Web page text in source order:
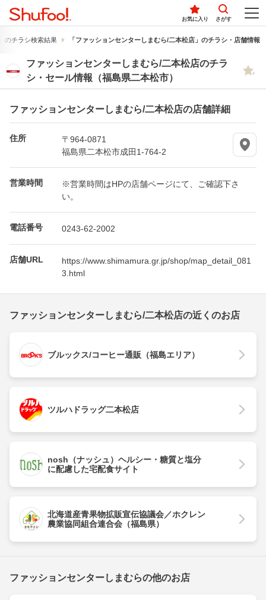
お気に入り さがす
のチラシ検索結果 「ファッションセンターしまむら/二本松店」のチラシ・店舗情報
ファッションセンターしまむら/二本松店のチラ
シ・セール情報（福島県二本松市）
ファッションセンターしまむら/二本松店の店舗詳細
住所
〒964-0871
福島県二本松市成田1-764-2
営業時間
※営業時間はHPの店舗ページにて、ご確認下さ
い。
電話番号 0243-62-2002
店舗URL
https://www.shimamura.gr.jp/shop/map_detail_081
3.html
ファッションセンターしまむら/二本松店の近くのお店
ブルックス/コーヒー通販（福島エリア）
ツルハドラッグ二本松店
nosh（ナッシュ）ヘルシー・糖質と塩分
に配慮した宅配食サイト
北海道産青果物拡販宣伝協議会／ホクレン
農業協同組合連合会（福島県）
ファッションセンターしまむらの他のお店